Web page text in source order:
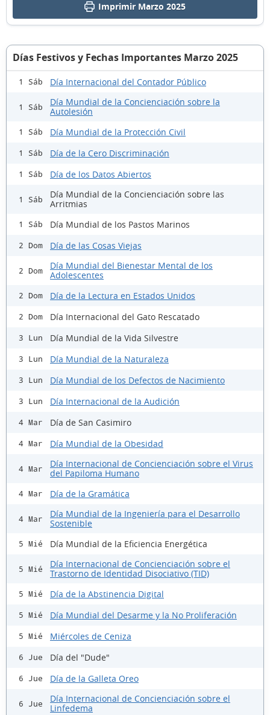
Imprimir Marzo 2025
Días Festivos y Fechas Importantes Marzo 2025
1 Sáb Día Internacional del Contador Público
1 Sáb
Día Mundial de la Concienciación sobre la
Autolesión
1 Sáb Día Mundial de la Protección Civil
1 Sáb Día de la Cero Discriminación
1 Sáb Día de los Datos Abiertos
1 Sáb
Día Mundial de la Concienciación sobre las
Arritmias
1 Sáb Día Mundial de los Pastos Marinos
2 Dom Día de las Cosas Viejas
2 Dom
Día Mundial del Bienestar Mental de los
Adolescentes
2 Dom Día de la Lectura en Estados Unidos
2 Dom Día Internacional del Gato Rescatado
3 Lun Día Mundial de la Vida Silvestre
3 Lun Día Mundial de la Naturaleza
3 Lun Día Mundial de los Defectos de Nacimiento
3 Lun Día Internacional de la Audición
4 Mar Día de San Casimiro
4 Mar Día Mundial de la Obesidad
4 Mar
Día Internacional de Concienciación sobre el Virus
del Papiloma Humano
4 Mar Día de la Gramática
4 Mar
Día Mundial de la Ingeniería para el Desarrollo
Sostenible
5 Mié Día Mundial de la Eficiencia Energética
5 Mié
Día Internacional de Concienciación sobre el
Trastorno de Identidad Disociativo (TID)
5 Mié Día de la Abstinencia Digital
5 Mié Día Mundial del Desarme y la No Proliferación
5 Mié Miércoles de Ceniza
6 Jue Día del "Dude"
6 Jue Día de la Galleta Oreo
6 Jue
Día Internacional de Concienciación sobre el
Linfedema